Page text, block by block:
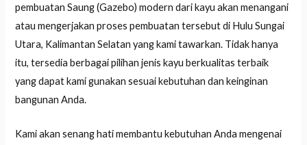
pembuatan Saung (Gazebo) modern dari kayu akan menangani
atau mengerjakan proses pembuatan tersebut di Hulu Sungai
Utara, Kalimantan Selatan yang kami tawarkan. Tidak hanya
itu, tersedia berbagai pilihan jenis kayu berkualitas terbaik
yang dapat kami gunakan sesuai kebutuhan dan keinginan
bangunan Anda.
Kami akan senang hati membantu kebutuhan Anda mengenai